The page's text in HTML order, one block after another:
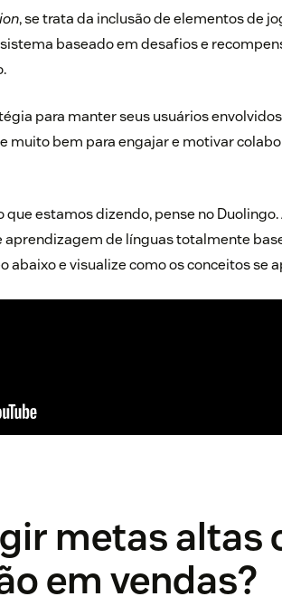
, se trata da inclusão de elementos de
baseado em desafios e
para manter seus usuários
muito bem para engajar e motivar
que estamos dizendo, pense no
de línguas totalmente
abaixo e visualize como os conceitos se
metas altas
em vendas?